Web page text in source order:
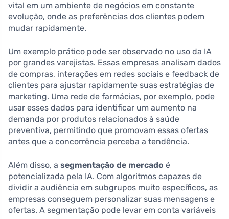
vital em um ambiente de negócios em constante
evolução, onde as preferências dos clientes podem
mudar rapidamente.
Um exemplo prático pode ser observado no uso da IA
por grandes varejistas. Essas empresas analisam dados
de compras, interações em redes sociais e feedback de
clientes para ajustar rapidamente suas estratégias de
marketing. Uma rede de farmácias, por exemplo, pode
usar esses dados para identificar um aumento na
demanda por produtos relacionados à saúde
preventiva, permitindo que promovam essas ofertas
antes que a concorrência perceba a tendência.
Além disso, a segmentação de mercado é
potencializada pela IA. Com algoritmos capazes de
dividir a audiência em subgrupos muito específicos, as
empresas conseguem personalizar suas mensagens e
ofertas. A segmentação pode levar em conta variáveis